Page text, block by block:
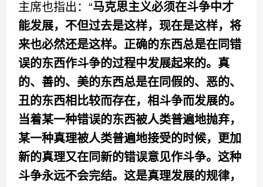
主席也指出：“马克思主义必须在斗争中才
能发展，不但过去是这样，现在是这样，将
来也必然还是这样。正确的东西总是在同错
误的东西作斗争的过程中发展起来的。真
的、善的、美的东西总是在同假的、恶的、
丑的东西相比较而存在，相斗争而发展的。
当着某一种错误的东西被人类普遍地抛弃，
某一种真理被人类普遍地接受的时候，更加
新的真理又在同新的错误意见作斗争。这种
斗争永远不会完结。这是真理发展的规律，